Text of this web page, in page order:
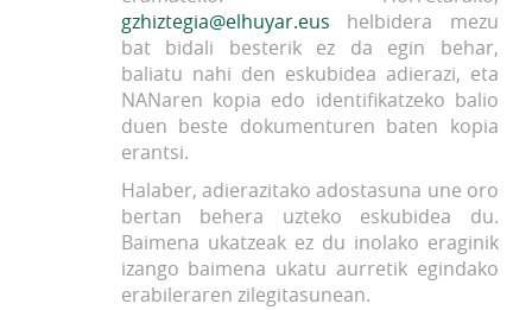
gzhiztegia@elhuyar.eus helbidera mezu
bat bidali besterik ez da egin behar,
baliatu nahi den eskubidea adierazi, eta
NANaren kopia edo identifikatzeko balio
duen beste dokumenturen baten kopia
erantsi.
Halaber, adierazitako adostasuna une oro
bertan behera uzteko eskubidea du.
Baimena ukatzeak ez du inolako eraginik
izango baimena ukatu aurretik egindako
erabileraren zilegitasunean.